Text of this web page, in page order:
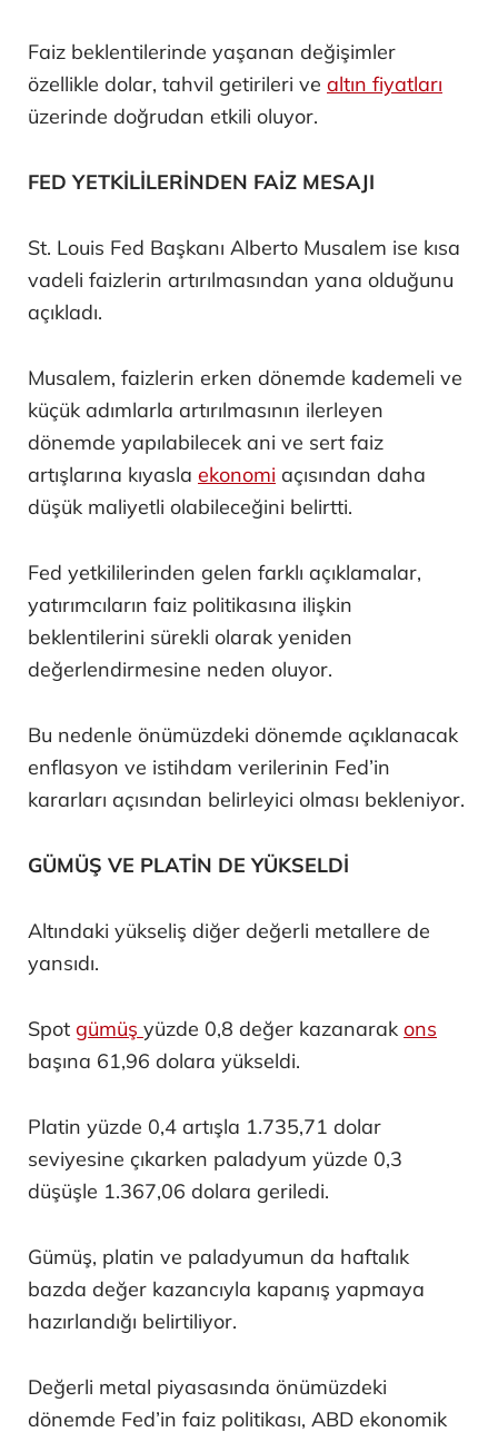
Faiz beklentilerinde yaşanan değişimler
özellikle dolar, tahvil getirileri ve altın fiyatları
üzerinde doğrudan etkili oluyor.
FED YETKİLİLERİNDEN FAİZ MESAJI
St. Louis Fed Başkanı Alberto Musalem ise kısa
vadeli faizlerin artırılmasından yana olduğunu
açıkladı.
Musalem, faizlerin erken dönemde kademeli ve
küçük adımlarla artırılmasının ilerleyen
dönemde yapılabilecek ani ve sert faiz
artışlarına kıyasla ekonomi açısından daha
düşük maliyetli olabileceğini belirtti.
Fed yetkililerinden gelen farklı açıklamalar,
yatırımcıların faiz politikasına ilişkin
beklentilerini sürekli olarak yeniden
değerlendirmesine neden oluyor.
Bu nedenle önümüzdeki dönemde açıklanacak
enflasyon ve istihdam verilerinin Fed’in
kararları açısından belirleyici olması bekleniyor.
GÜMÜŞ VE PLATİN DE YÜKSELDİ
Altındaki yükseliş diğer değerli metallere de
yansıdı.
Spot gümüş yüzde 0,8 değer kazanarak ons
başına 61,96 dolara yükseldi.
Platin yüzde 0,4 artışla 1.735,71 dolar
seviyesine çıkarken paladyum yüzde 0,3
düşüşle 1.367,06 dolara geriledi.
Gümüş, platin ve paladyumun da haftalık
bazda değer kazancıyla kapanış yapmaya
hazırlandığı belirtiliyor.
Değerli metal piyasasında önümüzdeki
dönemde Fed’in faiz politikası, ABD ekonomik